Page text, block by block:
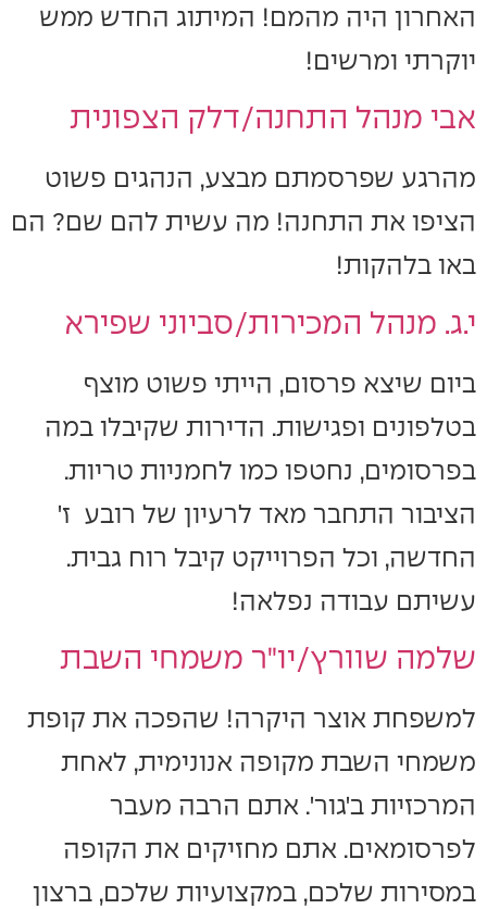
האחרון היה מהמם! המיתוג החדש ממש
יוקרתי ומרשים!
אבי מנהל התחנה/דלק הצפונית
מהרגע שפרסמתם מבצע, הנהגים פשוט
הציפו את התחנה! מה עשית להם שם? הם
באו בלהקות!
י.ג. מנהל המכירות/סביוני שפירא
ביום שיצא פרסום, הייתי פשוט מוצף
בטלפונים ופגישות. הדירות שקיבלו במה
בפרסומים, נחטפו כמו לחמניות טריות.
הציבור התחבר מאד לרעיון של רובע ז'
החדשה, וכל הפרוייקט קיבל רוח גבית.
עשיתם עבודה נפלאה!
שלמה שוורץ/יו"ר משמחי השבת
למשפחת אוצר היקרה! שהפכה את קופת
משמחי השבת מקופה אנונימית, לאחת
המרכזיות ב'גור'. אתם הרבה מעבר
לפרסומאים. אתם מחזיקים את הקופה
במסירות שלכם, במקצועיות שלכם, ברצון